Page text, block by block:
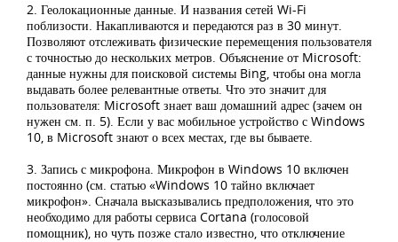
2. Геолокационные данные. И названия сетей Wi-Fi
поблизости. Накапливаются и передаются раз в 30 минут.
Позволяют отслеживать физические перемещения пользователя
с точностью до нескольких метров. Объяснение от Microsoft:
данные нужны для поисковой системы Bing, чтобы она могла
выдавать более релевантные ответы. Что это значит для
пользователя: Microsoft знает ваш домашний адрес (зачем он
нужен см. п. 5). Если у вас мобильное устройство с Windows
10, в Microsoft знают о всех местах, где вы бываете.
3. Запись с микрофона. Микрофон в Windows 10 включен
постоянно (см. статью «Windows 10 тайно включает
микрофон». Сначала высказывались предположения, что это
необходимо для работы сервиса Cortana (голосовой
помощник), но чуть позже стало известно, что отключение